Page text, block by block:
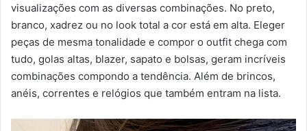
visualizações com as diversas combinações. No preto,
branco, xadrez ou no look total a cor está em alta. Eleger
peças de mesma tonalidade e compor o outfit chega com
tudo, golas altas, blazer, sapato e bolsas, geram incríveis
combinações compondo a tendência. Além de brincos,
anéis, correntes e relógios que também entram na lista.